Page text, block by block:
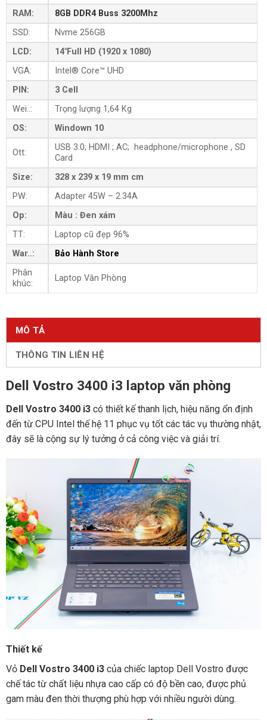
MÔ TẢ
THÔNG TIN LIÊN HỆ
Dell Vostro 3400 i3 laptop văn phòng
Dell Vostro 3400 i3có thiết kế thanh lịch, hiệu năng ổn định
đến từ CPU Intel thế hệ 11 phục vụ tốt các tác vụ thường nhật,
đây sẽ là cộng sự lý tưởng ở cả công việc và giải trí.
Thiết kế
Vỏ Dell Vostro 3400 i3 của chiếc laptop Dell Vostro được
chế tác từ chất liệu nhựa cao cấp có độ bền cao, được phủ
gam màu đen thời thượng phù hợp với nhiều người dùng.
RAM:
8GB DDR4 Buss 3200Mhz
SSD:
Nvme 256GB
LCD:
14″Full HD (1920 x 1080)
VGA:
Intel® Core™ UHD
PIN:
3 Cell
Wei..:
Trọng lượng 1,64 Kg
OS:
Windown 10
Ott:
USB 3.0; HDMI ; AC; headphone/microphone , SD
Card
Size:
328 x 239 x 19 mm cm
PW:
Adapter 45W – 2.34A
Op:
Màu : Đen xám
TT:
Laptop cũ đẹp 96%
War..:
Bảo Hành Store
Phân
khúc:
Laptop Văn Phòng